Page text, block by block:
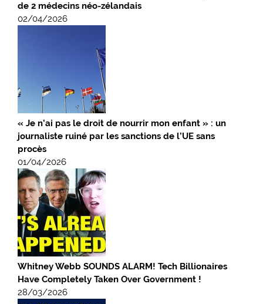
de 2 médecins néo-zélandais
02/04/2026
« Je n’ai pas le droit de nourrir mon enfant » : un
journaliste ruiné par les sanctions de l’UE sans
procès
01/04/2026
Whitney Webb SOUNDS ALARM! Tech Billionaires
Have Completely Taken Over Government !
28/03/2026